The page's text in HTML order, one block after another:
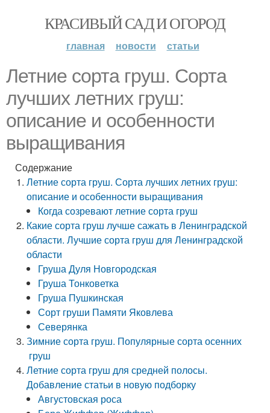
КРАСИВЫЙ САД И ОГОРОД
главная новости статьи
Летние сорта груш. Сорта
лучших летних груш:
описание и особенности
выращивания
Содержание
Летние сорта груш. Сорта лучших летних груш:
описание и особенности выращивания
Когда созревают летние сорта груш
Какие сорта груш лучше сажать в Ленинградской
области. Лучшие сорта груш для Ленинградской
области
Груша Дуля Новгородская
Груша Тонковетка
Груша Пушкинская
Сорт груши Памяти Яковлева
Северянка
Зимние сорта груш. Популярные сорта осенних
груш
Летние сорта груш для средней полосы.
Добавление статьи в новую подборку
Августовская роса